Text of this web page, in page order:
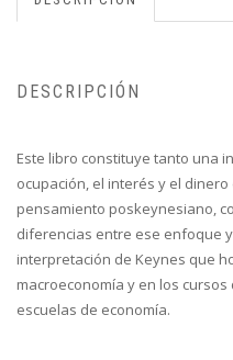
DESCRIPCIÓN
Este libro constituye tanto una
ocupación, el interés y el
pensamiento poskeynesiano,
diferencias entre ese enfoque
interpretación de Keynes que
macroeconomía y en los
escuelas de economía.